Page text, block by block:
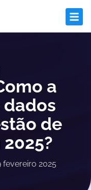
a
de
fevereiro 2025